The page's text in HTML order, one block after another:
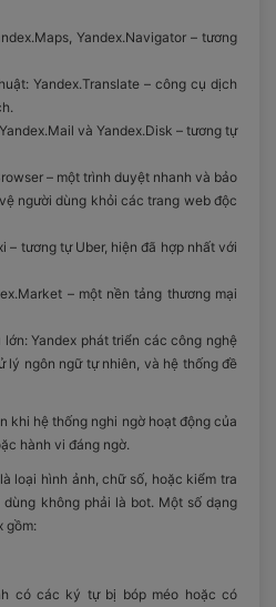
Yandex.Navigator – tương
Yandex.Translate – công cụ dịch
và Yandex.Disk – tương tự
– một trình duyệt nhanh và bảo
người dùng khỏi các trang web độc
– tương tự Uber, hiện đã hợp nhất với
– một nền tảng thương mại
Yandex phát triển các công nghệ
lý ngôn ngữ tự nhiên, và hệ thống đề
khi hệ thống nghi ngờ hoạt động của
hành vi đáng ngờ.
loại hình ảnh, chữ số, hoặc kiểm tra
không phải là bot. Một số dạng
gồm:
có các ký tự bị bóp méo hoặc có